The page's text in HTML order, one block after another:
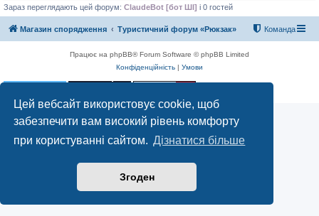
Цей вебсайт використовує cookie, щоб
забезпечити вам високий рівень комфорту
при користуванні сайтом. Дізнатися більше
Згоден
Зараз переглядають цей форум: ClaudeBot [бот ШІ] і 0 гостей
Магазин спорядження Туристичний форум «Рюкзак» Команда
Працює на phpBB® Forum Software © phpBB Limited
Конфіденційність | Умови